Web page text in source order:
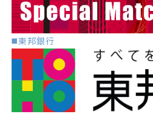
◼️東邦銀行